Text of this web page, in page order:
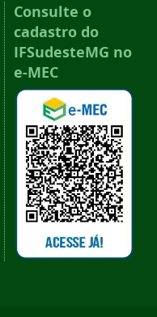
Consulte o
cadastro do
IFSudesteMG no
e-MEC